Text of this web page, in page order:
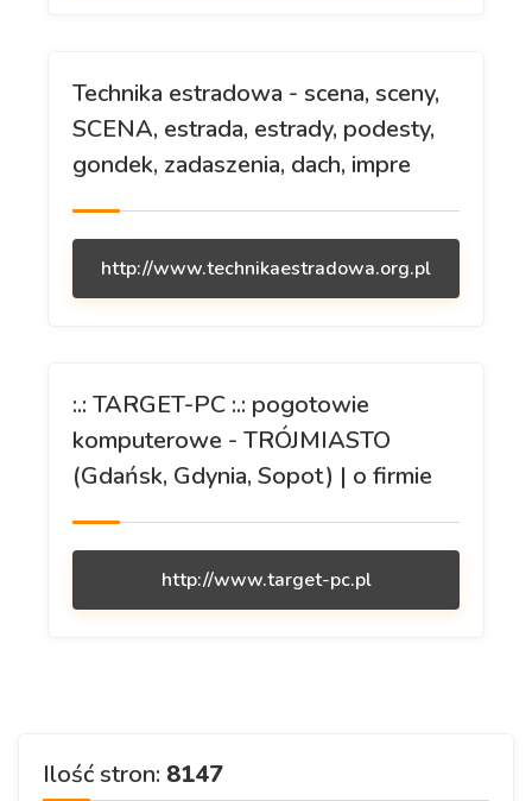
Technika estradowa - scena, sceny,
SCENA, estrada, estrady, podesty,
gondek, zadaszenia, dach, impre
http://www.technikaestradowa.org.pl
:.: TARGET-PC :.: pogotowie
komputerowe - TRÓJMIASTO
(Gdańsk, Gdynia, Sopot) | o firmie
http://www.target-pc.pl
Ilość stron: 8147